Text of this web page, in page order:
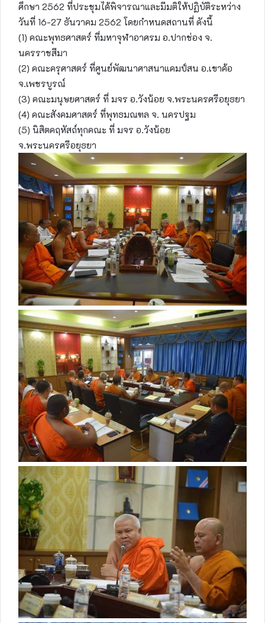
ศึกษา 2562 ที่ประชุมได้พิจารณาและมีมติให้ปฏิบัติระหว่าง
วันที่ 16-27 ธันวาคม 2562 โดยกำหนดสถานที่ ดังนี้
(1) คณะพุทธศาสตร์ ที่มหาจุฬาอาศรม อ.ปากช่อง จ.
นครราชสีมา
(2) คณะครุศาสตร์ ที่ศูนย์พัฒนาศาสนาแคมป์สน อ.เขาค้อ
จ.เพชรบูรณ์
(3) คณะมนุษยศาสตร์ ที่ มจร อ.วังน้อย จ.พระนครศรีอยุธยา
(4) คณะสังคมศาสตร์ ที่พุทธมณฑล จ. นครปฐม
(5) นิสิตคฤหัสถ์ทุกคณะ ที่ มจร อ.วังน้อย
จ.พระนครศรีอยุธยา